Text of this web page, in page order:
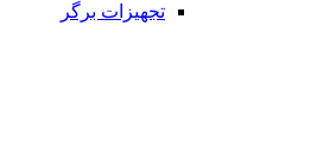
تجهیزات برگر